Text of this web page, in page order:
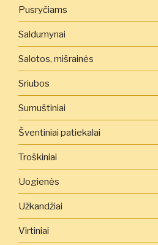
Pusryčiams
Saldumynai
Salotos, mišrainės
Sriubos
Sumuštiniai
Šventiniai patiekalai
Troškiniai
Uogienės
Užkandžiai
Virtiniai